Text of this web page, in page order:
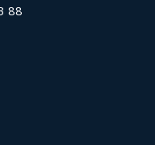
88